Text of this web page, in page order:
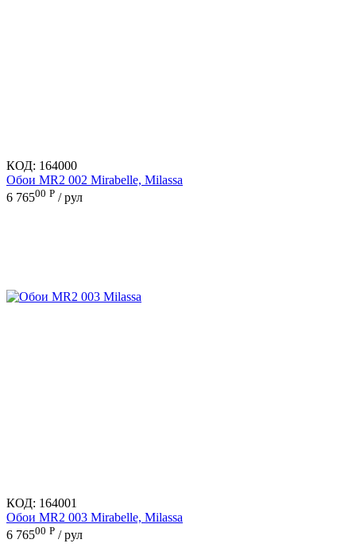
КОД: 164000
Обои MR2 002 Mirabelle, Milassa
6 76500 Р / рул
КОД: 164001
Обои MR2 003 Mirabelle, Milassa
6 76500 Р / рул